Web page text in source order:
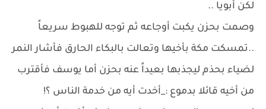
لكن أبويا ..
وصمت بحزن يكبت أوجاعه ثم توجه للهبوط سريعاً
..تمسكت مكة بأخيها وتعالت بالبكاء الحارق فأشار النمر
لضياء بحذم ليجذبها بعيداً عنه بحزن أما يوسف فأقترب
من أخيه قائلا بدموع :_أخدت أيه من خدمة الناس ؟!